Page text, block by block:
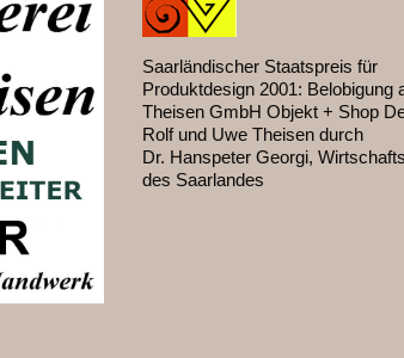
Saarländischer Staatspreis für
Produktdesign 2001: Belobigung
Theisen GmbH Objekt + Shop
Rolf und Uwe Theisen durch
Dr. Hanspeter Georgi,
des Saarlandes